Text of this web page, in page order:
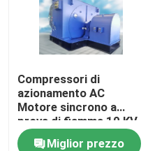
Compressori di
azionamento AC
Motore sincrono a
prova di fiamma 10 KV
Motore elettrico
Miglior prezzo